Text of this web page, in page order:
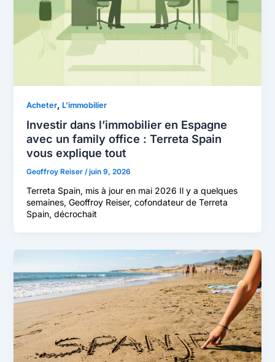
Acheter, L'immobilier
Investir dans l’immobilier en Espagne
avec un family office : Terreta Spain
vous explique tout
Geoffroy Reiser /juin 9, 2026
Terreta Spain, mis à jour en mai 2026 Il y a quelques
semaines, Geoffroy Reiser, cofondateur de Terreta
Spain, décrochait